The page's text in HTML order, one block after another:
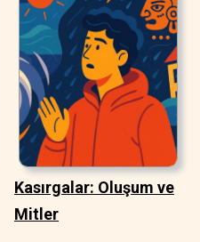
Kasırgalar: Oluşum ve
Mitler